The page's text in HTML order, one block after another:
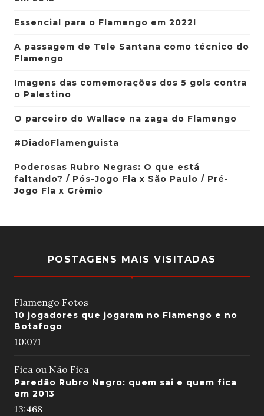
Essencial para o Flamengo em 2022!
A passagem de Tele Santana como técnico do
Flamengo
Imagens das comemorações dos 5 gols contra
o Palestino
O parceiro do Wallace na zaga do Flamengo
#DiadoFlamenguista
Poderosas Rubro Negras: O que está
faltando? / Pós-Jogo Fla x São Paulo / Pré-
Jogo Fla x Grêmio
POSTAGENS MAIS VISITADAS
Flamengo Fotos
10 jogadores que jogaram no Flamengo e no
Botafogo
10:071
Fica ou Não Fica
Paredão Rubro Negro: quem sai e quem fica
em 2013
13:468